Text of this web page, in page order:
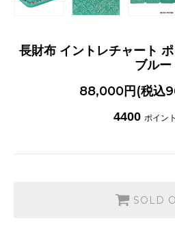
長財布 イントレチャート
ブルー
88,000円(税込
4400 ポイン
SOLD